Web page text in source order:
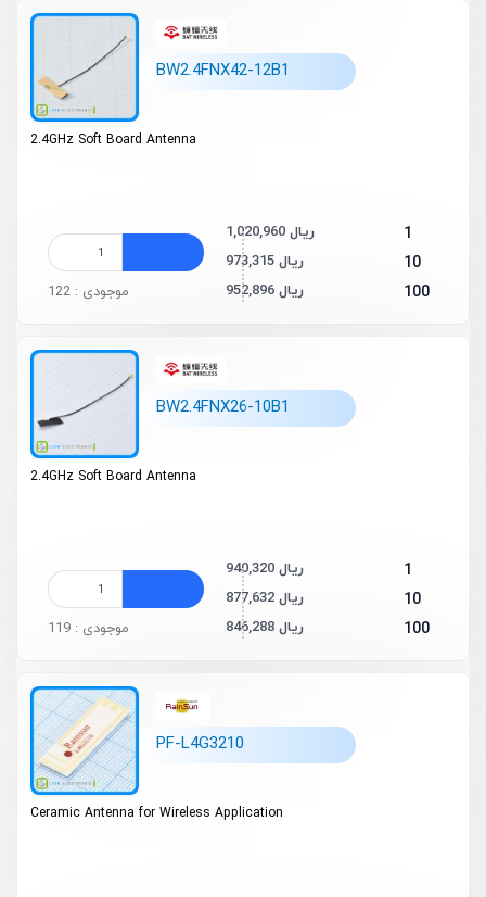
BW2.4FNX42-12B1
2.4GHz Soft Board Antenna
1 1,020,960 ریال
10 973,315 ریال
100 952,896 ریال موجودی : 122
BW2.4FNX26-10B1
2.4GHz Soft Board Antenna
1 940,320 ریال
10 877,632 ریال
100 846,288 ریال موجودی : 119
PF-L4G3210
Ceramic Antenna for Wireless Application